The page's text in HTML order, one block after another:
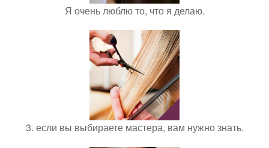
Я очень люблю то, что я делаю.
3. если вы выбираете мастера, вам нужно знать.